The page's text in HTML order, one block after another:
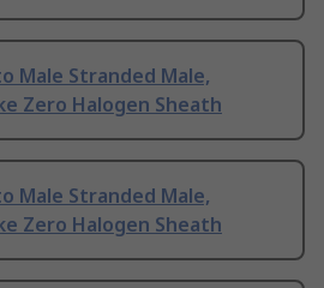
Male Stranded Male,
Zero Halogen Sheath
Male Stranded Male,
Zero Halogen Sheath